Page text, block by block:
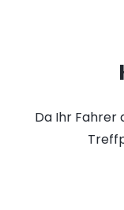
Da Ihr Fahrer